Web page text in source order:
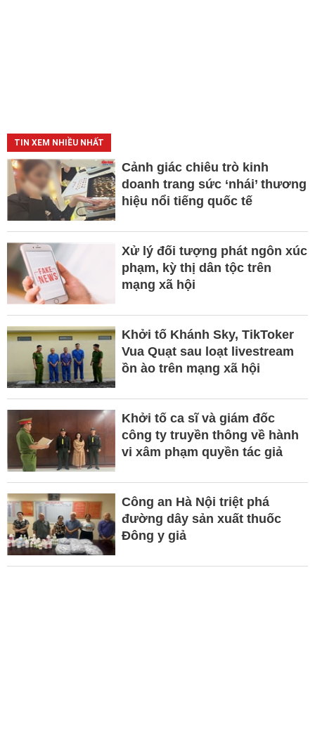
TIN XEM NHIỀU NHẤT
Cảnh giác chiêu trò kinh
doanh trang sức ‘nhái’ thương
hiệu nổi tiếng quốc tế
Xử lý đối tượng phát ngôn xúc
phạm, kỳ thị dân tộc trên
mạng xã hội
Khởi tố Khánh Sky, TikToker
Vua Quạt sau loạt livestream
ồn ào trên mạng xã hội
Khởi tố ca sĩ và giám đốc
công ty truyền thông về hành
vi xâm phạm quyền tác giả
Công an Hà Nội triệt phá
đường dây sản xuất thuốc
Đông y giả